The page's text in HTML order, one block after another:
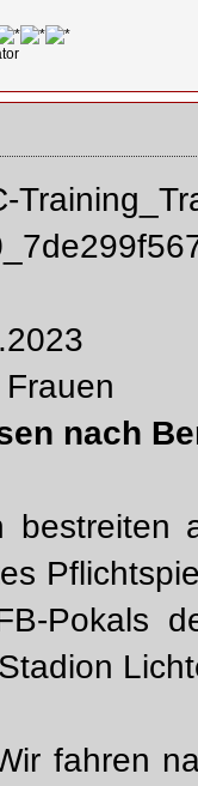
nach
bestreiten
Pokals
fahren